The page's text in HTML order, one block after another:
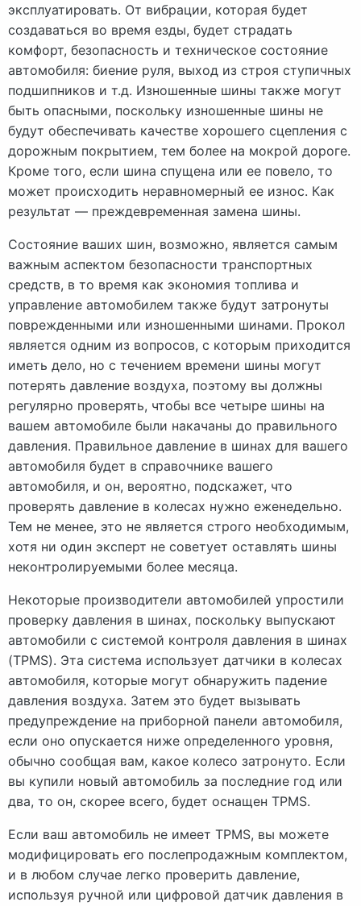
эксплуатировать. От вибрации, которая будет
создаваться во время езды, будет страдать
комфорт, безопасность и техническое состояние
автомобиля: биение руля, выход из строя ступичных
подшипников и т.д. Изношенные шины также могут
быть опасными, поскольку изношенные шины не
будут обеспечивать качестве хорошего сцепления с
дорожным покрытием, тем более на мокрой дороге.
Кроме того, если шина спущена или ее повело, то
может происходить неравномерный ее износ. Как
результат — преждевременная замена шины.
Состояние ваших шин, возможно, является самым
важным аспектом безопасности транспортных
средств, в то время как экономия топлива и
управление автомобилем также будут затронуты
поврежденными или изношенными шинами. Прокол
является одним из вопросов, с которым приходится
иметь дело, но с течением времени шины могут
потерять давление воздуха, поэтому вы должны
регулярно проверять, чтобы все четыре шины на
вашем автомобиле были накачаны до правильного
давления. Правильное давление в шинах для вашего
автомобиля будет в справочнике вашего
автомобиля, и он, вероятно, подскажет, что
проверять давление в колесах нужно еженедельно.
Тем не менее, это не является строго необходимым,
хотя ни один эксперт не советует оставлять шины
неконтролируемыми более месяца.
Некоторые производители автомобилей упростили
проверку давления в шинах, поскольку выпускают
автомобили с системой контроля давления в шинах
(TPMS). Эта система использует датчики в колесах
автомобиля, которые могут обнаружить падение
давления воздуха. Затем это будет вызывать
предупреждение на приборной панели автомобиля,
если оно опускается ниже определенного уровня,
обычно сообщая вам, какое колесо затронуто. Если
вы купили новый автомобиль за последние год или
два, то он, скорее всего, будет оснащен TPMS.
Если ваш автомобиль не имеет TPMS, вы можете
модифицировать его послепродажным комплектом,
и в любом случае легко проверить давление,
используя ручной или цифровой датчик давления в